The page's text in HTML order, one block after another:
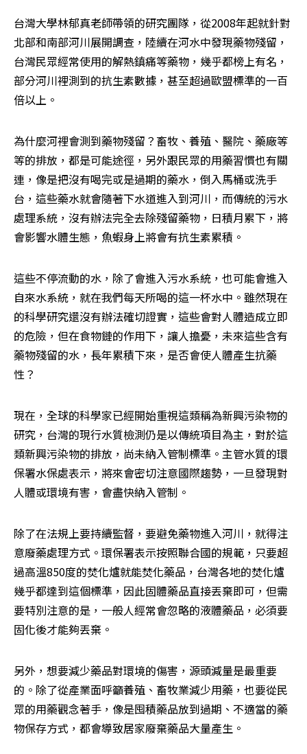
台灣大學林郁真老師帶領的研究團隊，從2008年起就針對
北部和南部河川展開調查，陸續在河水中發現藥物殘留，
台灣民眾經常使用的解熱鎮痛等藥物，幾乎都榜上有名，
部分河川裡測到的抗生素數據，甚至超過歐盟標準的一百
倍以上。
為什麼河裡會測到藥物殘留？畜牧、養殖、醫院、藥廠等
等的排放，都是可能途徑，另外跟民眾的用藥習慣也有關
連，像是把沒有喝完或是過期的藥水，倒入馬桶或洗手
台，這些藥水就會隨著下水道進入到河川，而傳統的污水
處理系統，沒有辦法完全去除殘留藥物，日積月累下，將
會影響水體生態，魚蝦身上將會有抗生素累積。
這些不停流動的水，除了會進入污水系統，也可能會進入
自來水系統，就在我們每天所喝的這一杯水中。雖然現在
的科學研究還沒有辦法確切證實，這些會對人體造成立即
的危險，但在食物鏈的作用下，讓人擔憂，未來這些含有
藥物殘留的水，長年累積下來，是否會使人體產生抗藥
性？
現在，全球的科學家已經開始重視這類稱為新興污染物的
研究，台灣的現行水質檢測仍是以傳統項目為主，對於這
類新興污染物的排放，尚未納入管制標準。主管水質的環
保署水保處表示，將來會密切注意國際趨勢，一旦發現對
人體或環境有害，會盡快納入管制。
除了在法規上要持續監督，要避免藥物進入河川，就得注
意廢藥處理方式。環保署表示按照聯合國的規範，只要超
過高溫850度的焚化爐就能焚化藥品，台灣各地的焚化爐
幾乎都達到這個標準，因此固體藥品直接丟棄即可，但需
要特別注意的是，一般人經常會忽略的液體藥品，必須要
固化後才能夠丟棄。
另外，想要減少藥品對環境的傷害，源頭減量是最重要
的。除了從產業面呼籲養殖、畜牧業減少用藥，也要從民
眾的用藥觀念著手，像是囤積藥品放到過期、不適當的藥
物保存方式，都會導致居家廢棄藥品大量產生。